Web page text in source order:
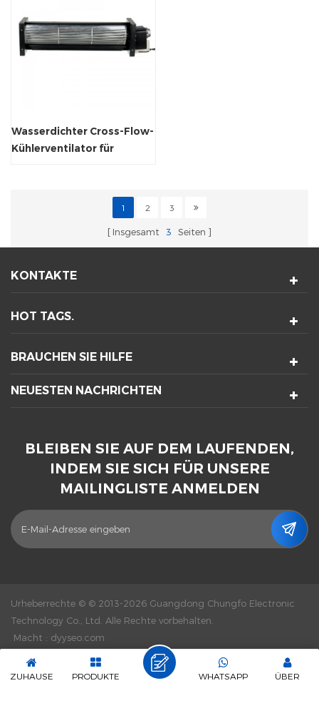
Wasserdichter Cross-Flow-
Kühlerventilator für
1 2 3
Insgesamt 3 Seiten
KONTAKTE
HOT TAGS.
BRAUCHEN SIE HILFE
NEUESTEN NACHRICHTEN
BLEIBEN SIE AUF DEM LAUFENDEN,
INDEM SIE SICH FÜR UNSERE
MAILINGLISTE ANMELDEN
Urheberrechte © © 2013-2026 Guangdong Chungfo Electronic
Technology Co., Ltd. Alle Rechte vorbehalten.
Macht : dyyseo.com
Datenschutz-Bestimmungen
Netzwerk unterstützt
ZUHAUSE PRODUKTE ÜBER
WHATSAPP